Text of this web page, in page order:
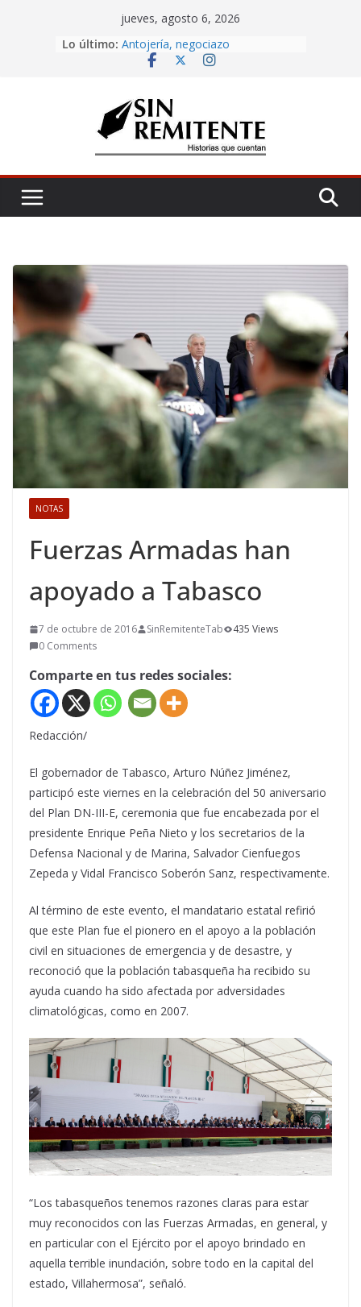
jueves, agosto 6, 2026
Lo último: Amor eterno
Antojería, negociazo
Misa de 12
NOTAS
Fuerzas Armadas han
apoyado a Tabasco
7 de octubre de 2016 SinRemitenteTab
435 Views
0 Comments
Comparte en tus redes sociales:
Redacción/
El gobernador de Tabasco, Arturo Núñez Jiménez,
participó este viernes en la celebración del 50 aniversario
del Plan DN-III-E, ceremonia que fue encabezada por el
presidente Enrique Peña Nieto y los secretarios de la
Defensa Nacional y de Marina, Salvador Cienfuegos
Zepeda y Vidal Francisco Soberón Sanz, respectivamente.
Al término de este evento, el mandatario estatal refirió
que este Plan fue el pionero en el apoyo a la población
civil en situaciones de emergencia y de desastre, y
reconoció que la población tabasqueña ha recibido su
ayuda cuando ha sido afectada por adversidades
climatológicas, como en 2007.
“Los tabasqueños tenemos razones claras para estar
muy reconocidos con las Fuerzas Armadas, en general, y
en particular con el Ejército por el apoyo brindado en
aquella terrible inundación, sobre todo en la capital del
estado, Villahermosa”, señaló.